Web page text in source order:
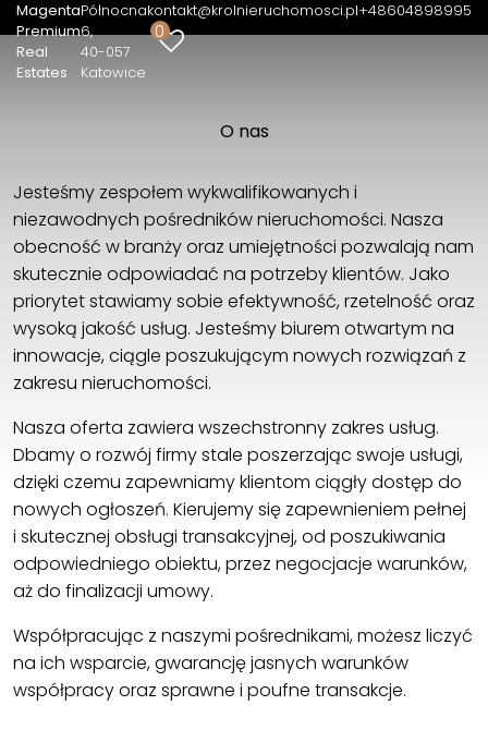
Magenta
Premium
Real
Estates
Północna
6
40-057
Katowice
kontakt@krolnieruchomosci.pl+48604898995
0
Magenta Premium Real Estates
+48604898995O nas
Jesteśmy zespołem wykwalifikowanych i
niezawodnych pośredników nieruchomości. Nasza
obecność w branży oraz umiejętności pozwalają nam
skutecznie odpowiadać na potrzeby klientów. Jako
priorytet stawiamy sobie efektywność, rzetelność oraz
wysoką jakość usług. Jesteśmy biurem otwartym na
innowacje, ciągle poszukującym nowych rozwiązań z
zakresu nieruchomości.
Nasza oferta zawiera wszechstronny zakres usług.
Dbamy o rozwój firmy stale poszerzając swoje usługi,
dzięki czemu zapewniamy klientom ciągły dostęp do
nowych ogłoszeń. Kierujemy się zapewnieniem pełnej
i skutecznej obsługi transakcyjnej, od poszukiwania
odpowiedniego obiektu, przez negocjacje warunków,
aż do finalizacji umowy.
Współpracując z naszymi pośrednikami, możesz liczyć
na ich wsparcie, gwarancję jasnych warunków
współpracy oraz sprawne i poufne transakcje.